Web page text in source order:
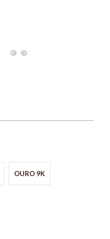
OURO 9K